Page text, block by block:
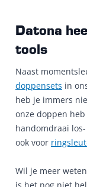
Datona
tools
Naast
doppensets in
heb je immers
onze doppen
handomdraai
ook voor
Wil je meer